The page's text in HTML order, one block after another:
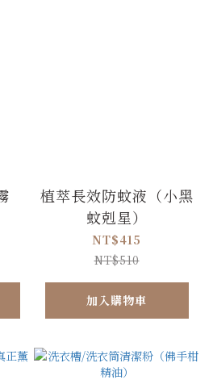
植萃長效防蚊液（小黑
蚊剋星）
NT$415
NT$510
加入購物車